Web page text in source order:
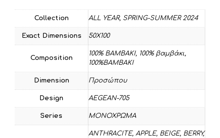
Collection ALL YEAR, SPRING-SUMMER 2024
Exact Dimensions 50Χ100
Composition
100% BAMBAKI, 100% βαμβάκι,
100%ΒΑΜΒΑΚΙ
Dimension Προσώπου
Design AEGEAN-705
Series ΜΟΝΟΧΡΩΜΑ
ANTHRACITE, APPLE, BEIGE, BERRY,